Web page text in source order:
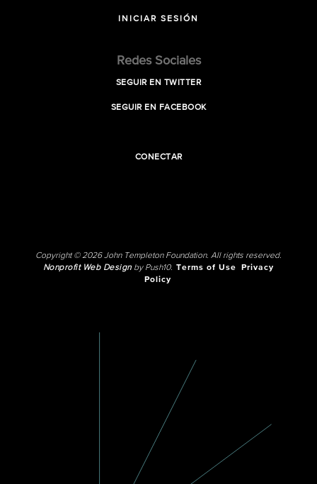
INICIAR SESIÓN
Redes Sociales
SEGUIR EN TWITTER
SEGUIR EN FACEBOOK
CONECTAR
Copyright © 2026 John Templeton Foundation. All rights reserved.
Nonprofit Web Designby Push10. Terms of Use
Privacy
Policy